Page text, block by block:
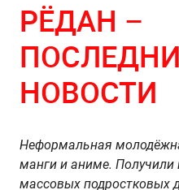
РЁДАН –
НОВОСТИ
Неформальная
манги и аниме. Получили
массовых подростковых